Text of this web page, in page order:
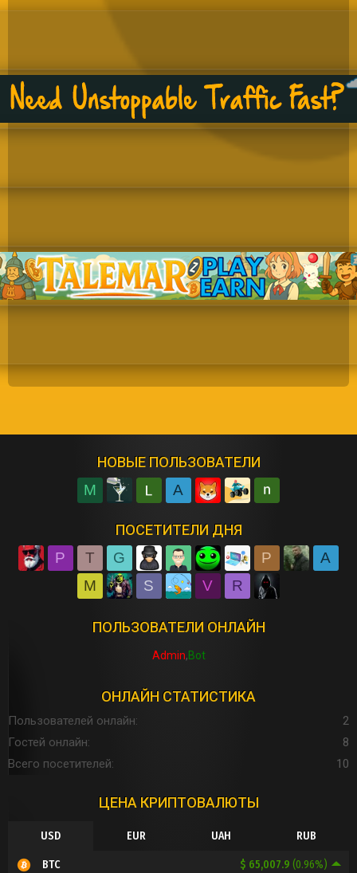
НОВЫЕ ПОЛЬЗОВАТЕЛИ
M A
ПОСЕТИТЕЛИ ДНЯ
P T G P
A
M
S V R
ПОЛЬЗОВАТЕЛИ ОНЛАЙН
Admin Bot
ОНЛАЙН СТАТИСТИКА
Пользователей онлайн
2
Гостей онлайн
8
Всего посетителей
10
ЦЕНА КРИПТОВАЛЮТЫ
USD EUR UAH RUB
$ 65,007.9 (0.96%)
BTC